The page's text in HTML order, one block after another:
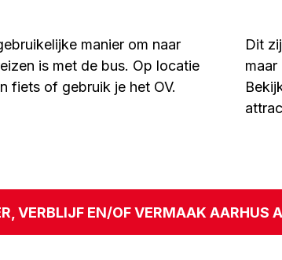
manier om naar
is met de bus. Op locatie
fiets of gebruik je het OV.
Dit
maar
VERBLIJF EN/OF VERMAAK AARHUS